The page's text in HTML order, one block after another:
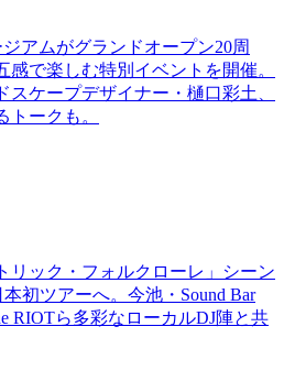
アムがグランドオープン20周
で楽しむ特別イベントを開催。
ケープデザイナー・樋口彩土、
ークも。
リック・フォルクローレ」シーン
初ツアーへ。今池・Sound Bar
RIOTら多彩なローカルDJ陣と共